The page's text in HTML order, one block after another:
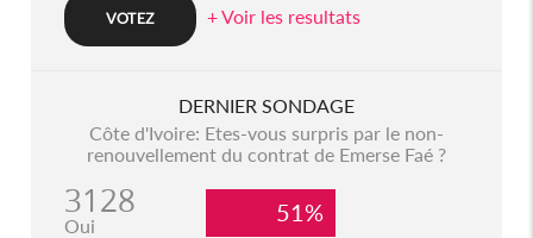
+ Voir les resultats
DERNIER SONDAGE
Côte d'Ivoire: Etes-vous surpris par le non-
renouvellement du contrat de Emerse Faé ?
3128
Oui 51%